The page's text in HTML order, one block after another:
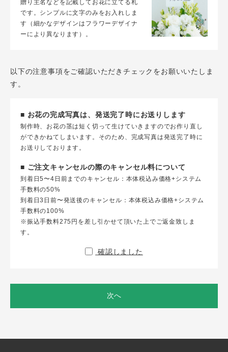
贈り主名などを記載してお花に立てる札
です。シンプルに文字のみをお入れしま
す（細かなデザインはフラワーデザイナ
ーにより異なります）。
以下の注意事項をご確認いただきチェックをお願いいたしま
す。
■ お花の完成写真は、発送完了時にお送りします
制作時、お花の茎は短く切って生けていきますのでお作り直し
ができかねてしまいます。そのため、完成写真は発送完了時に
お送りしております。
■ ご注文キャンセルの際のキャンセル料について
到着日5〜4日前までのキャンセル：本体税込み価格+システム
手数料の50%
到着日3日前〜発送後のキャンセル：本体税込み価格+システム
手数料の100%
※振込手数料275円を差し引かせて頂いた上でご返金致しま
す。
確認しました
次へ